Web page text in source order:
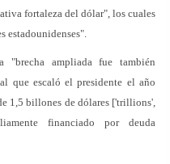
fortaleza del dólar", los cuales
estadounidenses".
ampliada fue también
que escaló el presidente el año
1,5 billones de dólares ['trillions',
financiado por deuda